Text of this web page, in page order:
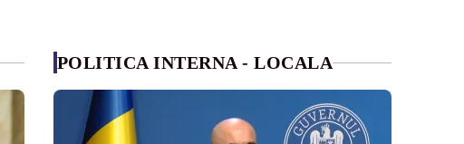
POLITICA INTERNA - LOCALA